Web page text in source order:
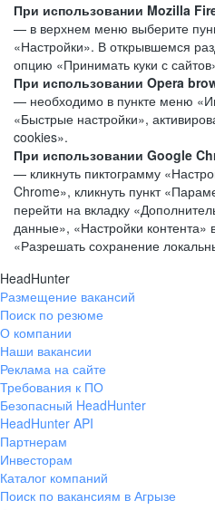
При использовании Mozilla
— в верхнем меню выберите
«Настройки». В открывшемся
опцию «Принимать куки с
При использовании Opera
— необходимо в пункте меню
«Быстрые настройки»,
cookies».
При использовании Google
— кликнуть пиктограмму
Chrome», кликнуть пункт
перейти на вкладку
данные», «Настройки контента»
«Разрешать сохранение
HeadHunter
Размещение вакансий
Поиск по резюме
О компании
Наши вакансии
Реклама на сайте
Требования к ПО
Безопасный HeadHunter
HeadHunter API
Партнерам
Инвесторам
Каталог компаний
Поиск по вакансиям в Агрызе